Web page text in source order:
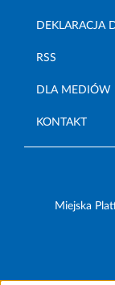
DEKLARACJA
RSS
DLA MEDIÓW
KONTAKT
Miejska